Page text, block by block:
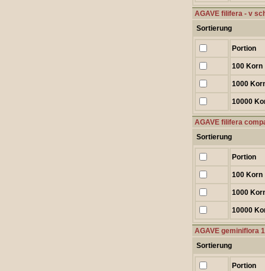
AGAVE filifera - v
Sortierung
Portion
100 Korn
1000
10000
AGAVE filifera
Sortierung
Portion
100 Korn
1000
10000
AGAVE geminiflora
Sortierung
Portion